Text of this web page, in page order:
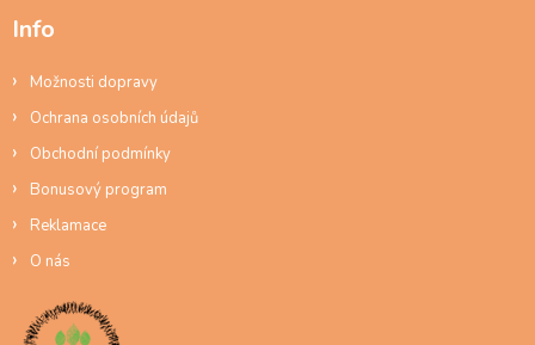
Info
Možnosti dopravy
Ochrana osobních údajů
Obchodní podmínky
Bonusový program
Reklamace
O nás